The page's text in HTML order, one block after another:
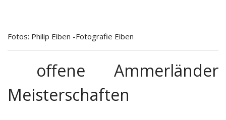
Fotos: Philip Eiben -Fotografie Eiben
offene Ammerländer
Meisterschaften